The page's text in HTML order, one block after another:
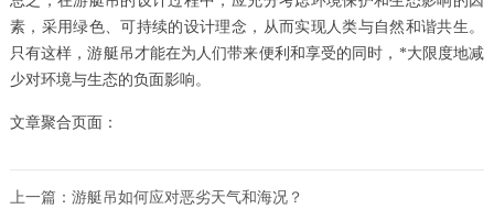
素，采用绿色、可持续的设计理念，从而实现人类与自然和谐共生。
只有这样，游艇吊才能在为人们带来便利和享受的同时，*大限度地减
少对环境与生态的负面影响。
文章聚合页面：
上一篇： 游艇吊如何应对恶劣天气和海况？